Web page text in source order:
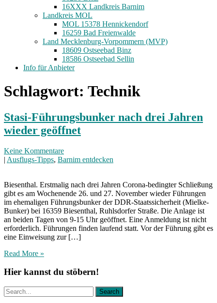
16XXX Landkreis Barnim
Landkreis MOL
MOL 15378 Hennickendorf
16259 Bad Freienwalde
Land Mecklenburg-Vorpommern (MVP)
18609 Ostseebad Binz
18586 Ostseebad Sellin
Info für Anbieter
Schlagwort: Technik
Stasi-Führungsbunker nach drei Jahren
wieder geöffnet
Keine Kommentare
| Ausflugs-Tipps, Barnim entdecken
Biesenthal. Erstmalig nach drei Jahren Corona-bedingter Schließung
gibt es am Wochenende 26. und 27. November wieder Führungen
im ehemaligen Führungsbunker der DDR-Staatssicherheit (Mielke-
Bunker) bei 16359 Biesenthal, Ruhlsdorfer Straße. Die Anlage ist
an beiden Tagen von 9-15 Uhr geöffnet. Eine Anmeldung ist nicht
erforderlich. Führungen finden laufend statt. Vor der Führung gibt es
eine Einweisung zur […]
Read More »
Hier kannst du stöbern!